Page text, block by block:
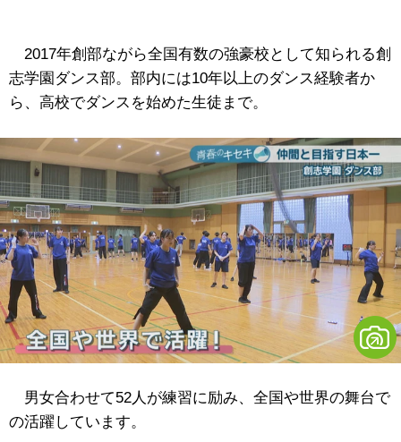
2017年創部ながら全国有数の強豪校として知られる創
志学園ダンス部。部内には10年以上のダンス経験者か
ら、高校でダンスを始めた生徒まで。
男女合わせて52人が練習に励み、全国や世界の舞台で
の活躍しています。